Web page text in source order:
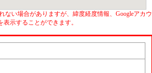
ない場合がありますが、緯度経度情報、Googleアカウ
示することができます。